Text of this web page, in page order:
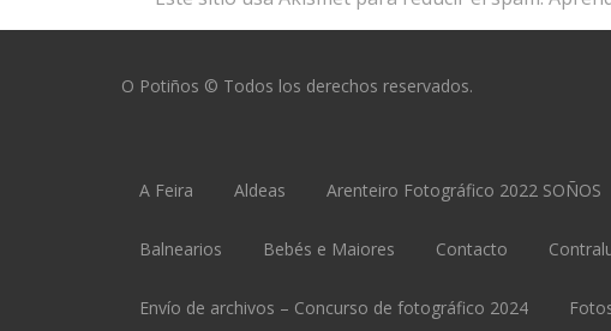
O Potiños © Todos los derechos reservados.
A Feira Aldeas Arenteiro Fotográfico 2022 SOÑOS
Balnearios Bebés e Maiores Contacto
Envío de archivos – Concurso de fotográfico 2024